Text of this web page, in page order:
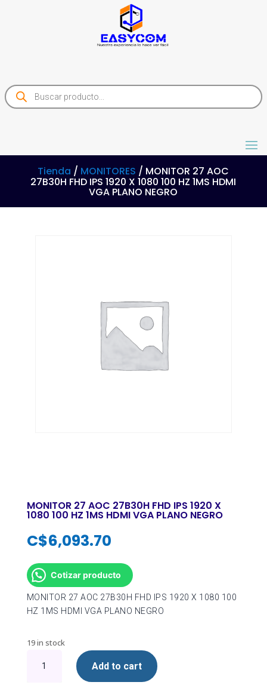
Products
search
Tienda / MONITORES / MONITOR 27 AOC
27B30H FHD IPS 1920 X 1080 100 HZ 1MS HDMI
VGA PLANO NEGRO
MONITOR 27 AOC 27B30H FHD IPS 1920 X
1080 100 HZ 1MS HDMI VGA PLANO NEGRO
C$6,093.70
Cotizar producto
MONITOR 27 AOC 27B30H FHD IPS 1920 X 1080 100
HZ 1MS HDMI VGA PLANO NEGRO
19 in stock
Add to cart